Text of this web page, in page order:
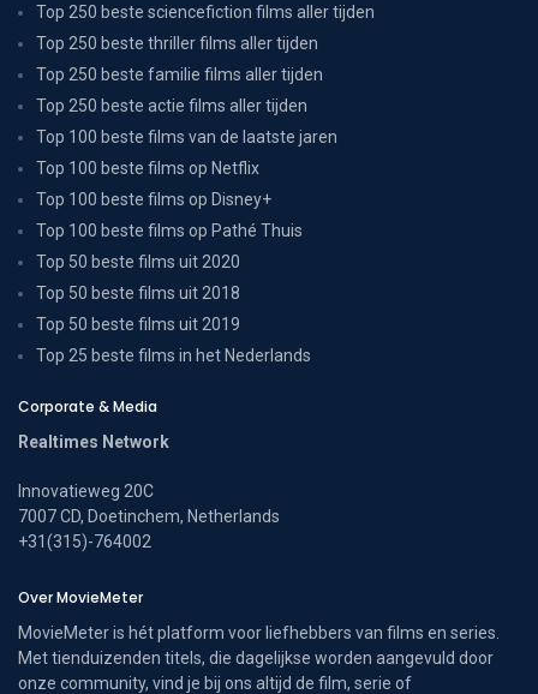
Top 250 beste sciencefiction films aller tijden
Top 250 beste thriller films aller tijden
Top 250 beste familie films aller tijden
Top 250 beste actie films aller tijden
Top 100 beste films van de laatste jaren
Top 100 beste films op Netflix
Top 100 beste films op Disney+
Top 100 beste films op Pathé Thuis
Top 50 beste films uit 2020
Top 50 beste films uit 2018
Top 50 beste films uit 2019
Top 25 beste films in het Nederlands
Corporate & Media
Realtimes Network
Innovatieweg 20C
7007 CD, Doetinchem, Netherlands
+31(315)-764002
Over MovieMeter
MovieMeter is hét platform voor liefhebbers van films en series.
Met tienduizenden titels, die dagelijkse worden aangevuld door
onze community, vind je bij ons altijd de film, serie of